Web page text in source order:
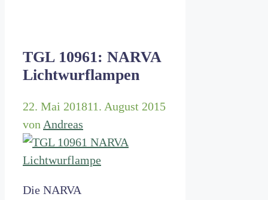
TGL 10961: NARVA
Lichtwurflampen
22. Mai 201811. August 2015
von Andreas
Die NARVA